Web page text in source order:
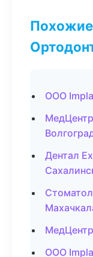
ООО
Дентал
ООО